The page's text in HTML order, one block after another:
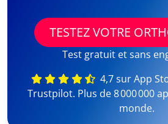
TESTEZ VOTRE
Test gratuit et sans
4,7 sur App
Trustpilot. Plus de 8 000 000
monde.